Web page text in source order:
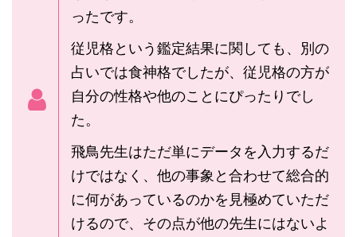
ったです。
従児格という鑑定結果に関しても、別の
占いでは食神格でしたが、従児格の方が
自分の性格や他のことにぴったりでし
た。
飛鳥先生はただ単にデータを入力するだ
けではなく、他の事象と合わせて総合的
に何があっているのかを見極めていただ
けるので、その点が他の先生にはないよ